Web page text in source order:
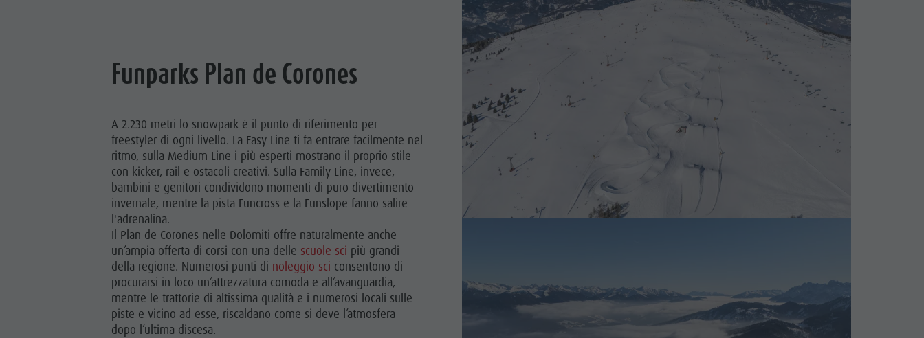
Funparks Plan de Corones
A 2.230 metri lo snowpark è il punto di riferimento per
freestyler di ogni livello. La Easy Line ti fa entrare facilmente nel
ritmo, sulla Medium Line i più esperti mostrano il proprio stile
con kicker, rail e ostacoli creativi. Sulla Family Line, invece,
bambini e genitori condividono momenti di puro divertimento
invernale, mentre la pista Funcross e la Funslope fanno salire
l'adrenalina.
Il Plan de Corones nelle Dolomiti offre naturalmente anche
un’ampia offerta di corsi con una delle scuole sci più grandi
della regione. Numerosi punti di noleggio sci consentono di
procurarsi in loco un’attrezzatura comoda e all’avanguardia,
mentre le trattorie di altissima qualità e i numerosi locali sulle
piste e vicino ad esse, riscaldano come si deve l’atmosfera
dopo l’ultima discesa.